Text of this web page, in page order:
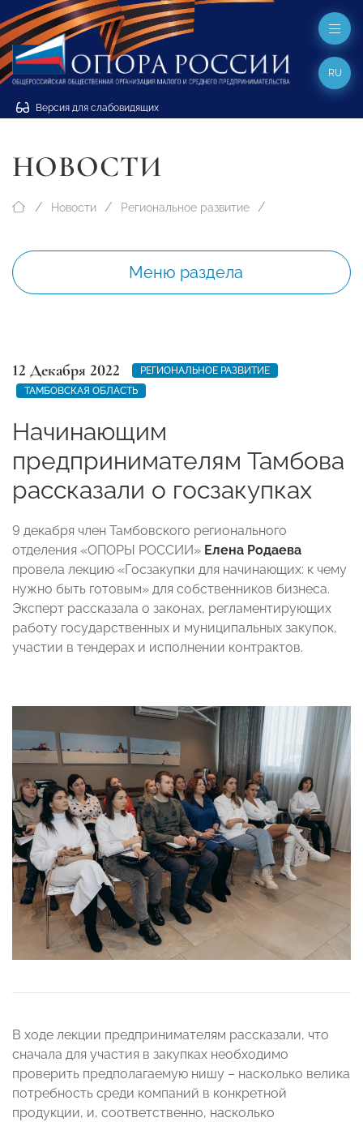
Версия для слабовидящих
RU
НОВОСТИ
Новости Региональное развитие
Меню раздела
12 Декабря 2022
РЕГИОНАЛЬНОЕ РАЗВИТИЕ
ТАМБОВСКАЯ ОБЛАСТЬ
Начинающим
предпринимателям Тамбова
рассказали о госзакупках
9 декабря член Тамбовского регионального
отделения «ОПОРЫ РОССИИ» Елена Родаева
провела лекцию «Госзакупки для начинающих: к чему
нужно быть готовым» для собственников бизнеса.
Эксперт рассказала о законах, регламентирующих
работу государственных и муниципальных закупок,
участии в тендерах и исполнении контрактов.
В ходе лекции предпринимателям рассказали, что
сначала для участия в закупках необходимо
проверить предполагаемую нишу – насколько велика
потребность среди компаний в конкретной
продукции, и, соответственно, насколько